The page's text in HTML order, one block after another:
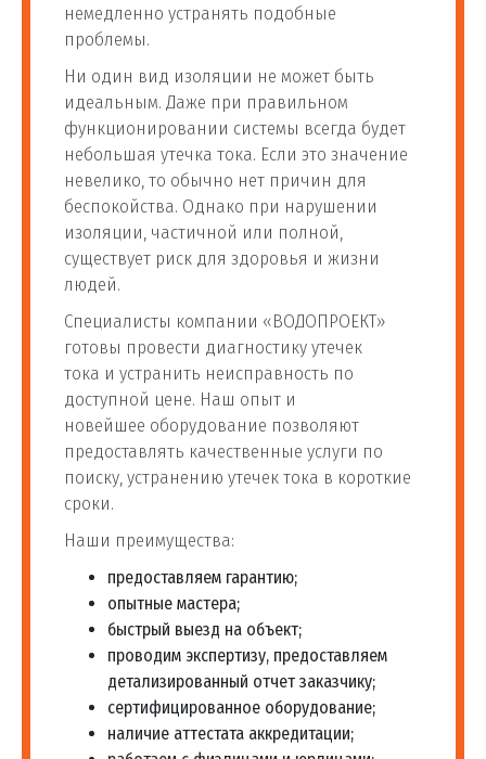
немедленно устранять подобные
проблемы.
Ни один вид изоляции не может быть
идеальным. Даже при правильном
функционировании системы всегда будет
небольшая утечка тока. Если это значение
невелико, то обычно нет причин для
беспокойства. Однако при нарушении
изоляции, частичной или полной,
существует риск для здоровья и жизни
людей.
Специалисты компании «ВОДОПРОЕКТ»
готовы провести диагностику утечек
тока и устранить неисправность по
доступной цене. Наш опыт и
новейшее оборудование позволяют
предоставлять качественные услуги по
поиску, устранению утечек тока в короткие
сроки.
Наши преимущества:
предоставляем гарантию;
опытные мастера;
быстрый выезд на объект;
проводим экспертизу, предоставляем
детализированный отчет заказчику;
сертифицированное оборудование;
наличие аттестата аккредитации;